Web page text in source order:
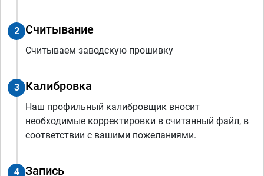
2 Считывание
Считываем заводскую прошивку
3 Калибровка
Наш профильный калибровщик вносит
необходимые корректировки в считанный файл, в
соответствии с вашими пожеланиями.
4 Запись